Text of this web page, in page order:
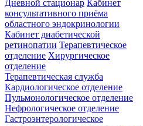
Дневной стационар Кабинет
консультативного приёма
областного эндокринологии
Кабинет диабетической
ретинопатии Терапевтическое
отделение Хирургическое
отделение
Терапевтическая служба
Кардиологическое отделение
Пульмонологическое отделение
Нефрологическое отделение
Гастроэнтерологическое